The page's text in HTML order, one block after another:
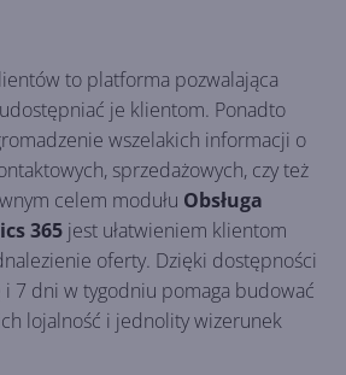
to platforma pozwalająca
je klientom. Ponadto
wszelakich informacji o
sprzedażowych, czy też
celem modułu Obsługa
365 jest ułatwieniem klientom
oferty. Dzięki dostępności
7 dni w tygodniu pomaga budować
lojalność i jednolity wizerunek